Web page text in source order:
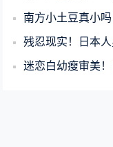
南方小土豆真小吗！南/
残忍现实！日本人身高越来
迷恋白幼瘦审美！日本人的身高越